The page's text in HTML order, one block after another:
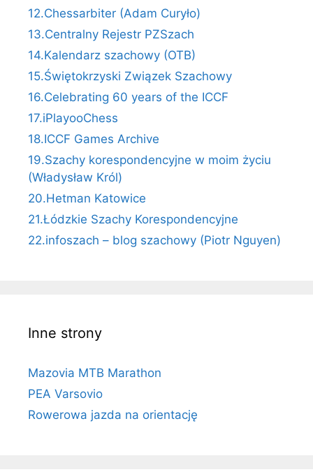
12.Chessarbiter (Adam Curyło)
13.Centralny Rejestr PZSzach
14.Kalendarz szachowy (OTB)
15.Świętokrzyski Związek Szachowy
16.Celebrating 60 years of the ICCF
17.iPlayooChess
18.ICCF Games Archive
19.Szachy korespondencyjne w moim życiu
(Władysław Król)
20.Hetman Katowice
21.Łódzkie Szachy Korespondencyjne
22.infoszach – blog szachowy (Piotr Nguyen)
Inne strony
Mazovia MTB Marathon
PEA Varsovio
Rowerowa jazda na orientację